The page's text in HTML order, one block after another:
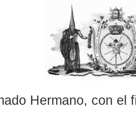
Hermano, con el